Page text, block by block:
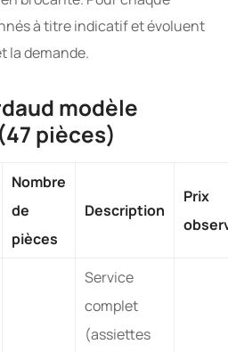
à titre indicatif et évoluent
la demande.
modèle
pièces)
Nombre
de
pièces
Description
Prix
Service
complet
(assiettes